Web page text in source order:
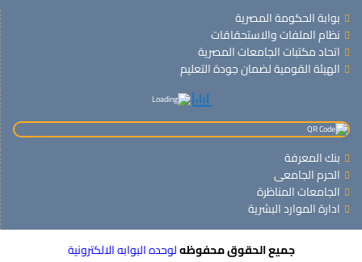
بوابة الحكومة المصرية
نظام الملفات والاستحقاقات
اتحاد مكتبات الجامعات المصرية
الهيئة القومية لضمان جودة التعليم
بنك المعرفة
الحرم الجامعى
الجامعات المناظرة
ادارة الموارد البشرية
جميع الحقوق محفوظهلوحده البوابه الالكترونية